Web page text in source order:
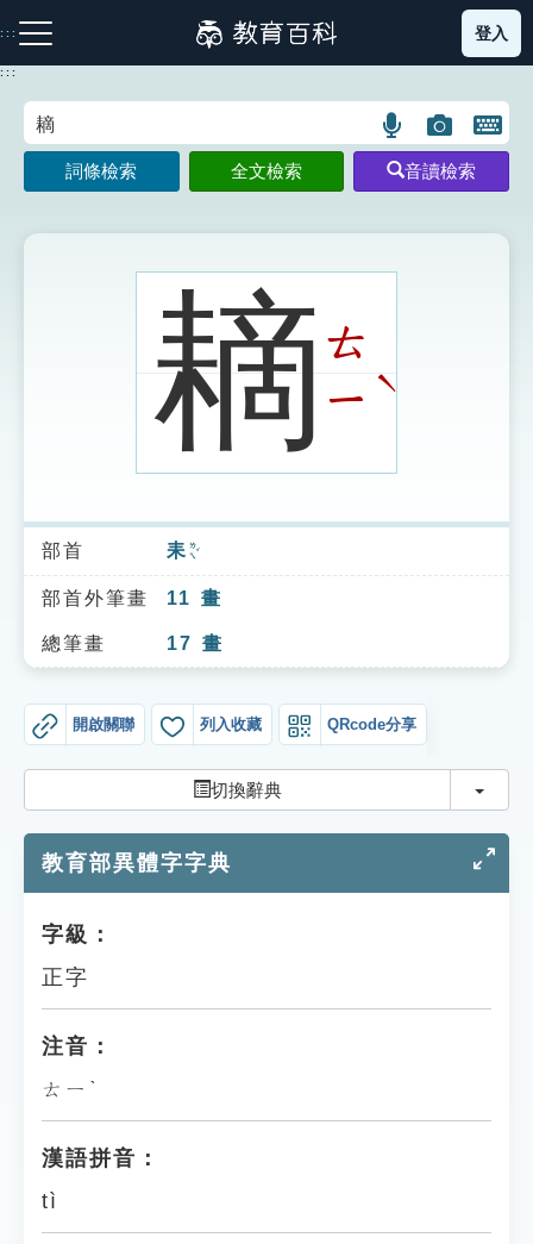
到
主
:::
注音索引圖示 筆畫索引圖示 部首索引表圖示
索引選單
知識索引
單字索引
貓頭鷹博士
登入
:::
語
言
搜
示
圖
片
搜
開
鍵
圖
詞條檢索 全文檢索 音讀檢索
䎮ㄊ
ㄧˋ
部首 耒 ㄌㄟˇ
部首外筆畫 11 畫
總筆畫 17 畫
開啟關聯 列入收藏 QRcode分享
切換辭典 切換
教育部異體字字典
字級：
正字
注音：
ㄊㄧˋ
漢語拼音：
tì